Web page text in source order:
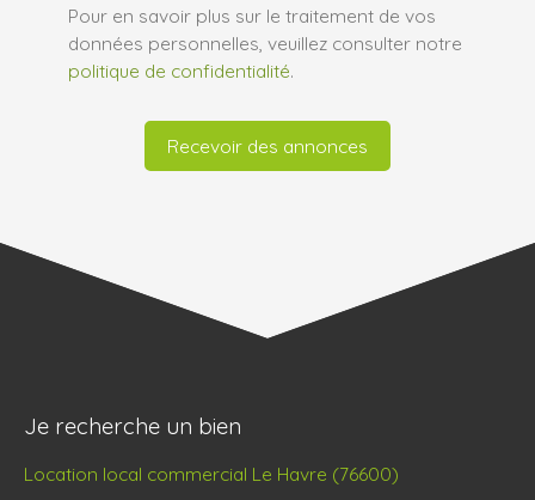
Pour en savoir plus sur le traitement de vos
données personnelles, veuillez consulter notre
politique de confidentialité.
Recevoir des annonces
Je recherche un bien
Location local commercial Le Havre (76600)